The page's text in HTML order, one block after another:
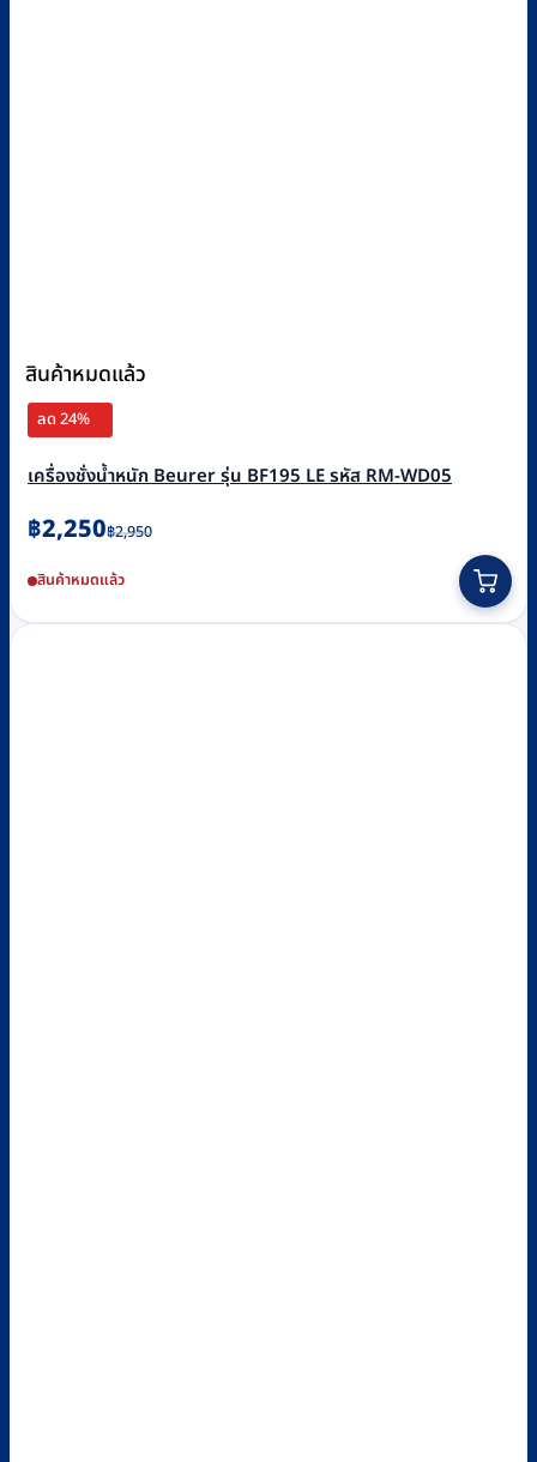
สินค้าหมดแล้ว
ลด 24%
เครื่องชั่งน้ำหนัก Beurer รุ่น BF195 LE รหัส RM-WD05
฿2,950
Original
was:
฿2,950.
฿2,250
Current
is:
฿2,250.
สินค้าหมดแล้ว